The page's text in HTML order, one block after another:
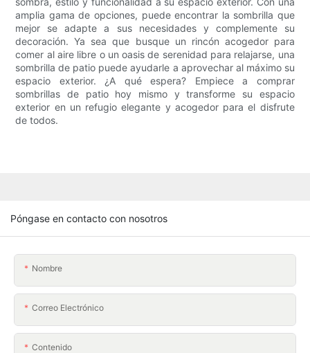
amplia gama de opciones, puede encontrar la sombrilla que
mejor se adapte a sus necesidades y complemente su
decoración. Ya sea que busque un rincón acogedor para
comer al aire libre o un oasis de serenidad para relajarse, una
sombrilla de patio puede ayudarle a aprovechar al máximo su
espacio exterior. ¿A qué espera? Empiece a comprar
sombrillas de patio hoy mismo y transforme su espacio
exterior en un refugio elegante y acogedor para el disfrute
de todos.
Póngase en contacto con nosotros
Nombre
Correo Electrónico
Contenido